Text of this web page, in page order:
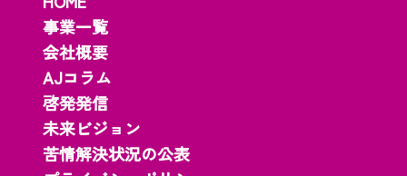
事業一覧
会社概要
AJコラム
啓発発信
未来ビジョン
苦情解決状況の公表